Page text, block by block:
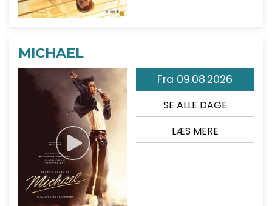
MICHAEL
Fra 09.08.2026
SE ALLE DAGE
LÆS MERE